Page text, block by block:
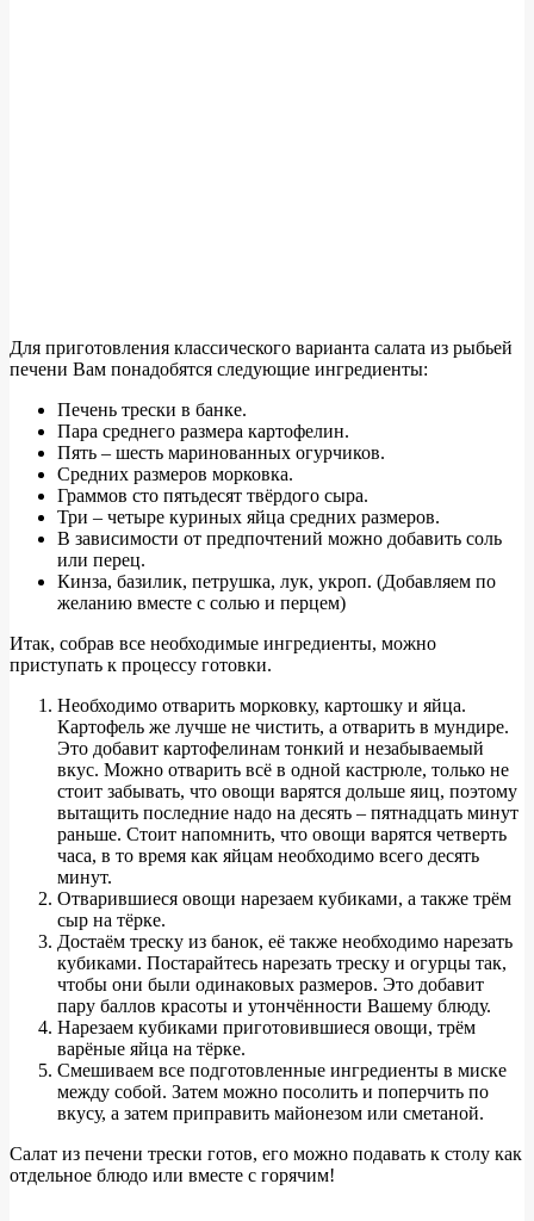
Для приготовления классического варианта салата из рыбьей
печени Вам понадобятся следующие ингредиенты:
Печень трески в банке.
Пара среднего размера картофелин.
Пять – шесть маринованных огурчиков.
Средних размеров морковка.
Граммов сто пятьдесят твёрдого сыра.
Три – четыре куриных яйца средних размеров.
В зависимости от предпочтений можно добавить соль
или перец.
Кинза, базилик, петрушка, лук, укроп. (Добавляем по
желанию вместе с солью и перцем)
Итак, собрав все необходимые ингредиенты, можно
приступать к процессу готовки.
Необходимо отварить морковку, картошку и яйца.
Картофель же лучше не чистить, а отварить в мундире.
Это добавит картофелинам тонкий и незабываемый
вкус. Можно отварить всё в одной кастрюле, только не
стоит забывать, что овощи варятся дольше яиц, поэтому
вытащить последние надо на десять – пятнадцать минут
раньше. Стоит напомнить, что овощи варятся четверть
часа, в то время как яйцам необходимо всего десять
минут.
Отварившиеся овощи нарезаем кубиками, а также трём
сыр на тёрке.
Достаём треску из банок, её также необходимо нарезать
кубиками. Постарайтесь нарезать треску и огурцы так,
чтобы они были одинаковых размеров. Это добавит
пару баллов красоты и утончённости Вашему блюду.
Нарезаем кубиками приготовившиеся овощи, трём
варёные яйца на тёрке.
Смешиваем все подготовленные ингредиенты в миске
между собой. Затем можно посолить и поперчить по
вкусу, а затем приправить майонезом или сметаной.
Салат из печени трески готов, его можно подавать к столу как
отдельное блюдо или вместе с горячим!